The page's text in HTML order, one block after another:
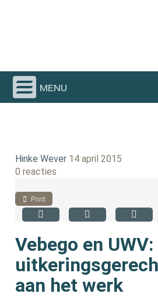
menu
Hinke Wever 14 april 2015
0 reacties
Print
Vebego en UWV:
aan het werk